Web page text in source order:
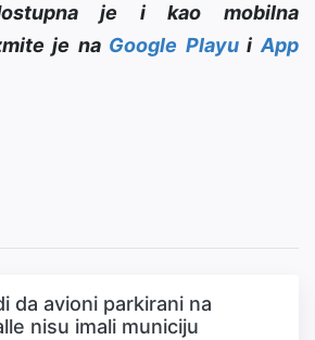
je i kao mobilna
je na Google PlayuiApp
da avioni parkirani na
nisu imali municiju